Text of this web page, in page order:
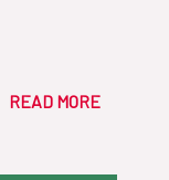
READ MORE